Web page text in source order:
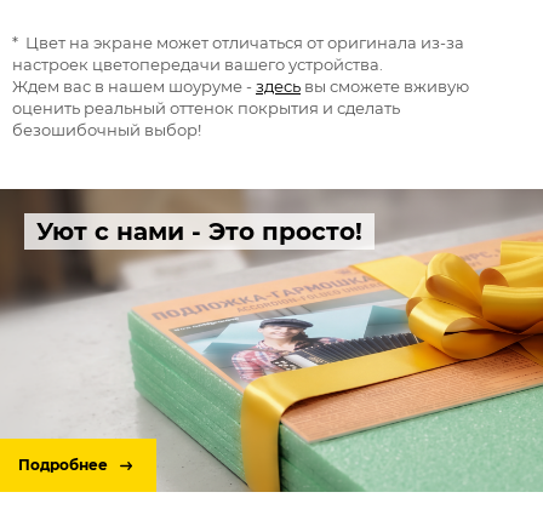
* Цвет на экране может отличаться от оригинала из-за
настроек цветопередачи вашего устройства.
Ждем вас в нашем шоуруме -здесь вы сможете вживую
оценить реальный оттенок покрытия и сделать
безошибочный выбор!
Уют с нами - Это просто!
Подробнее